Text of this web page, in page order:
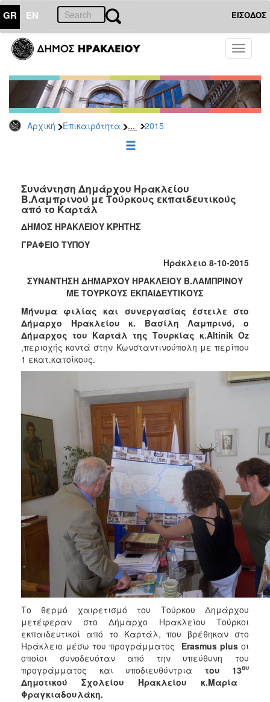
GR EN ΕΙΣΟΔΟΣ
Toggle
Αρχική Επικαιρότητα ... 2015
ΕΠΙΚΑΙΡΟΤΗΤΑ
Τύπου
Αρχείο
2026
2025
2022
2021
2020
2019
2017
2016
2015
2013
2012
2011
ΔΗΜΟΤΗΣ
ΕΠΙΣΚΕΠΤΗΣ
ΗΡΑΚΛΕΙΟ
Συνάντηση Δημάρχου Ηρακλείου
Β.Λαμπρινού με Τούρκους εκπαιδευτικούς
από το Καρτάλ
ΔΗΜΟΣ ΗΡΑΚΛΕΙΟΥ ΚΡΗΤΗΣ
ΓΡΑΦΕΙΟ ΤΥΠΟΥ
Ηράκλειο 8-10-2015
ΣΥΝΑΝΤΗΣΗ ΔΗΜΑΡΧΟΥ ΗΡΑΚΛΕΙΟΥ Β.ΛΑΜΠΡΙΝΟΥ
ΜΕ ΤΟΥΡΚΟΥΣ ΕΚΠΑΙΔΕΥΤΙΚΟΥΣ
Μήνυμα φιλίας και συνεργασίας έστειλε στο
Δήμαρχο Ηρακλείου κ. Βασίλη Λαμπρινό, ο
Δήμαρχος του Καρτάλ της Τουρκίας κ.Altinik Oz
,περιοχής κοντά στην Κωνσταντινούπολη με περίπου
1 εκατ.κατοίκους.
Το θερμό χαιρετισμό του Τούρκου Δημάρχου
μετέφεραν στο Δήμαρχο Ηρακλείου Τούρκοι
εκπαιδευτικοί από το Καρτάλ, που βρέθηκαν στο
Ηράκλειο μέσω του προγράμματος
Erasmus plusοι
οποίοι συνοδευόταν από την υπεύθυνη του
προγράμματος και υποδιευθύντρια του 13ου
Δημοτικού Σχολείου Ηρακλείου κ.Μαρία
Φραγκιαδουλάκη.